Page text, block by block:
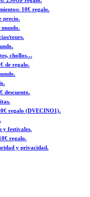
10€ regalo.
precio.
mundo.
tours.
chollos…
de regalo.
descuento.
regalo (DVECINO1).
y festivales.
regalo.
y privacidad.